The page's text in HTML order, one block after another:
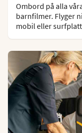
Ombord på alla
barnfilmer. Flyger
mobil eller